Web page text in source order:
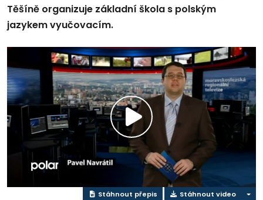
Těšíně organizuje základní škola s polským
jazykem vyučovacím.
Přehrát
video
Stáhnout přepis Stáhnout video